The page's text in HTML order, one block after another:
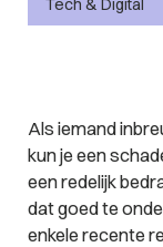
Tech & Digital
Als iemand
kun je een
een redelijk
dat goed te
enkele recente